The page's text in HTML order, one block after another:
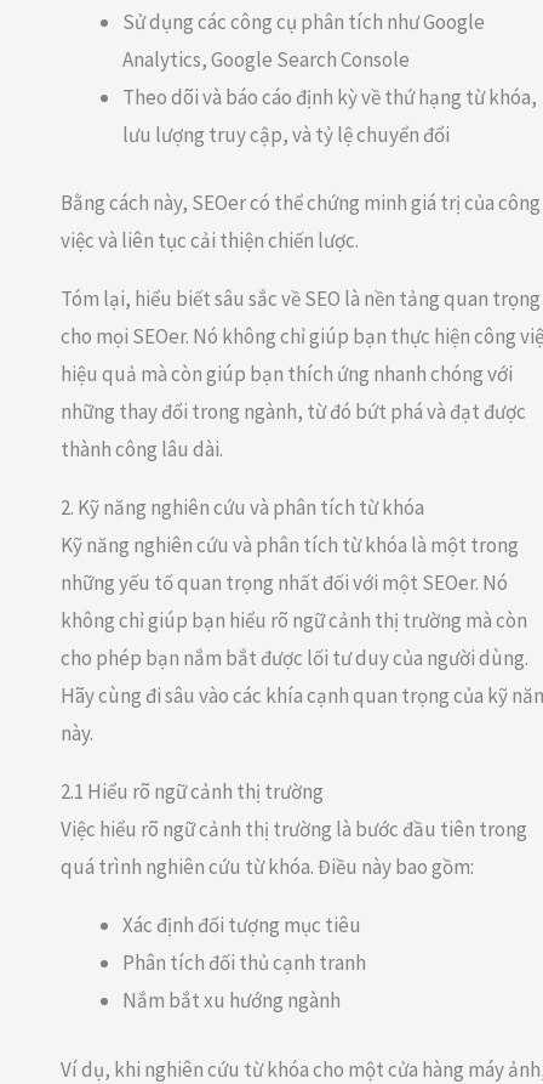
Sử dụng các công cụ phân tích như Google
Analytics, Google Search Console
Theo dõi và báo cáo định kỳ về thứ hạng từ khóa,
lưu lượng truy cập, và tỷ lệ chuyển đổi
Bằng cách này, SEOer có thể chứng minh giá trị của công
việc và liên tục cải thiện chiến lược.
Tóm lại, hiểu biết sâu sắc về SEO là nền tảng quan trọng
cho mọi SEOer. Nó không chỉ giúp bạn thực hiện công
hiệu quả mà còn giúp bạn thích ứng nhanh chóng với
những thay đổi trong ngành, từ đó bứt phá và đạt được
thành công lâu dài.
2. Kỹ năng nghiên cứu và phân tích từ khóa
Kỹ năng nghiên cứu và phân tích từ khóa là một trong
những yếu tố quan trọng nhất đối với một SEOer. Nó
không chỉ giúp bạn hiểu rõ ngữ cảnh thị trường mà còn
cho phép bạn nắm bắt được lối tư duy của người dùng.
Hãy cùng đi sâu vào các khía cạnh quan trọng của kỹ
này.
2.1 Hiểu rõ ngữ cảnh thị trường
Việc hiểu rõ ngữ cảnh thị trường là bước đầu tiên trong
quá trình nghiên cứu từ khóa. Điều này bao gồm:
Xác định đối tượng mục tiêu
Phân tích đối thủ cạnh tranh
Nắm bắt xu hướng ngành
Ví dụ, khi nghiên cứu từ khóa cho một cửa hàng máy